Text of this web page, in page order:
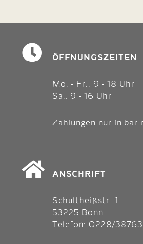
ÖFFNUNGS­ZEITEN
Mo. - Fr.: 9 - 18 Uhr
Sa.: 9 - 16 Uhr
Zahlungen nur in bar
ANSCHRIFT
Schultheißstr. 1
53225 Bonn
Telefon: 0228/